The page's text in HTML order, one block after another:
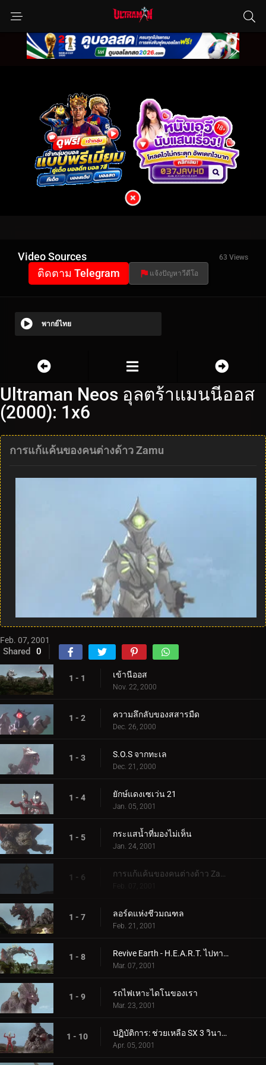
Video Sources 63 Views
ติดตาม Telegram แจ้งปัญหาวีดีโอ
พากย์ไทย
Ultraman Neos อุลตร้าแมนนีออส
(2000): 1x6
การแก้แค้นของคนต่างด้าว Zamu
Feb. 07, 2001
Shared 0
1 - 1 เข้านีออส
Nov. 22, 2000
1 - 2 ความลึกลับของสสารมืด
Dec. 26, 2000
1 - 3 S.O.S จากทะเล
Dec. 21, 2000
1 - 4 ยักษ์แดงเซเว่น 21
Jan. 05, 2001
1 - 5 กระแสน้ำที่มองไม่เห็น
Jan. 24, 2001
1 - 6
1 - 7 ลอร์ดแห่งชีวมณฑล
Feb. 21, 2001
1 - 8 Revive Earth - H.E.A.R.T. ไปทางใต้
Mar. 07, 2001
1 - 9 รถไฟเหาะไดโนของเรา
Mar. 23, 2001
1 - 10 ปฏิบัติการ: ช่วยเหลือ SX 3 วินาทีก่อนเกิดการระเบิด
Apr. 05, 2001